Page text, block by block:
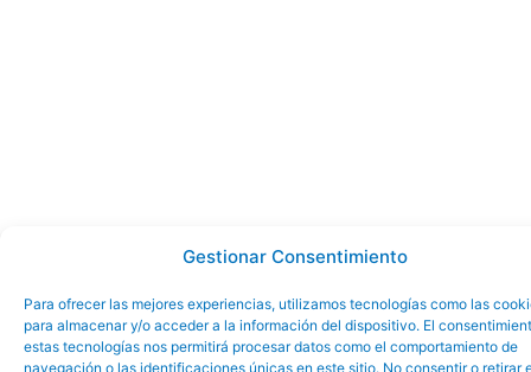
Gestionar Consentimiento
Para ofrecer las mejores experiencias, utilizamos tecnologías como las
para almacenar y/o acceder a la información del dispositivo. El
estas tecnologías nos permitirá procesar datos como el comportamiento de
navegación o las identificaciones únicas en este sitio. No consentir o retirar